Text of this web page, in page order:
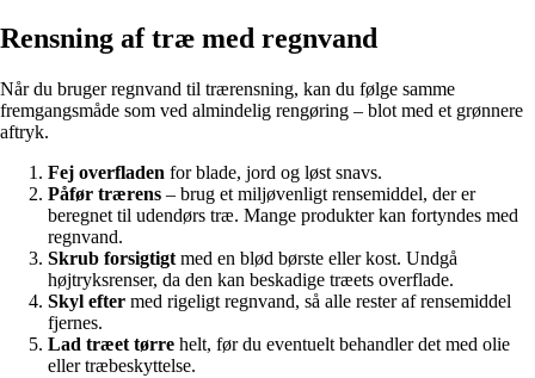
Rensning af træ med regnvand
Når du bruger regnvand til trærensning, kan du følge samme
fremgangsmåde som ved almindelig rengøring – blot med et grønnere
aftryk.
Fej overfladen for blade, jord og løst snavs.
Påfør trærens – brug et miljøvenligt rensemiddel, der er
beregnet til udendørs træ. Mange produkter kan fortyndes med
regnvand.
Skrub forsigtigt med en blød børste eller kost. Undgå
højtryksrenser, da den kan beskadige træets overflade.
Skyl efter med rigeligt regnvand, så alle rester af rensemiddel
fjernes.
Lad træet tørre helt, før du eventuelt behandler det med olie
eller træbeskyttelse.